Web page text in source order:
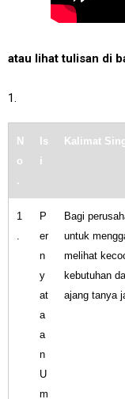
atau lihat tulisan di
1.
N
o
.
Is
i
Kalimat
1
.
P
er
n
y
at
a
a
n
U
m
Bagi
untuk
melihat
kebutuhan
ajang tanya